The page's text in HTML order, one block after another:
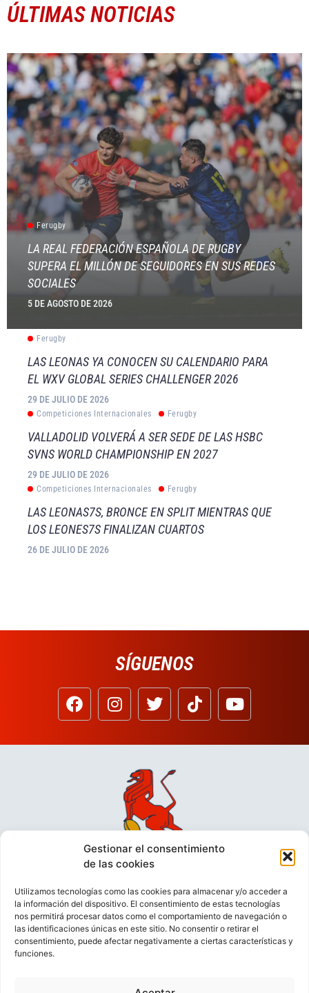
Gestionar el consentimiento
de las cookies
Utilizamos tecnologías como las cookies para almacenar y/o acceder a
la información del dispositivo. El consentimiento de estas tecnologías
nos permitirá procesar datos como el comportamiento de navegación o
las identificaciones únicas en este sitio. No consentir o retirar el
consentimiento, puede afectar negativamente a ciertas características y
funciones.
ÚLTIMAS NOTICIAS
Ferugby
LA REAL FEDERACIÓN ESPAÑOLA DE RUGBY
SUPERA EL MILLÓN DE SEGUIDORES EN SUS REDES
SOCIALES
5 DE AGOSTO DE 2026
Ferugby
LAS LEONAS YA CONOCEN SU CALENDARIO PARA
EL WXV GLOBAL SERIES CHALLENGER 2026
29 DE JULIO DE 2026
Competiciones Internacionales Ferugby
VALLADOLID VOLVERÁ A SER SEDE DE LAS HSBC
SVNS WORLD CHAMPIONSHIP EN 2027
29 DE JULIO DE 2026
Competiciones Internacionales Ferugby
LAS LEONAS7S, BRONCE EN SPLIT MIENTRAS QUE
LOS LEONES7S FINALIZAN CUARTOS
26 DE JULIO DE 2026
SÍGUENOS
VIDEOCONFERENCIAS POLÍTICA DE PRIVACIDAD